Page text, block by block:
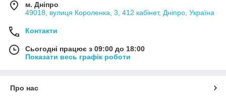
м. Дніпро
49018, вулиця Короленка, 3, 412 кабінет, Дніпро, Україна
Контакти
Сьогодні працює з 09:00 до 18:00
Показати весь графік роботи
Про нас